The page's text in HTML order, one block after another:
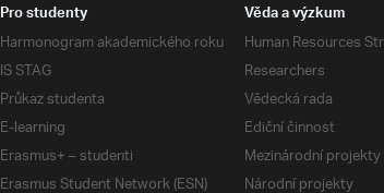
Pro studenty
Harmonogram akademického roku
IS STAG
Průkaz studenta
E-learning
Erasmus+ – studenti
Erasmus Student Network (ESN)
Věda a výzkum
Human Resources
Researchers
Vědecká rada
Ediční činnost
Mezinárodní projekty
Národní projekty